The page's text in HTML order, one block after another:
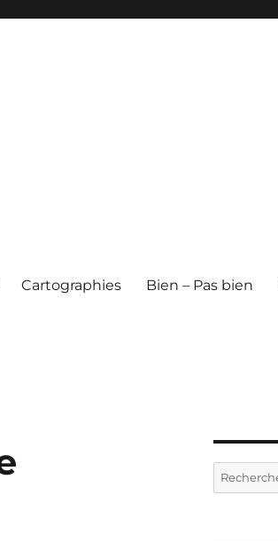
Cartographies Bien – Pas bien
Recherche
pour :